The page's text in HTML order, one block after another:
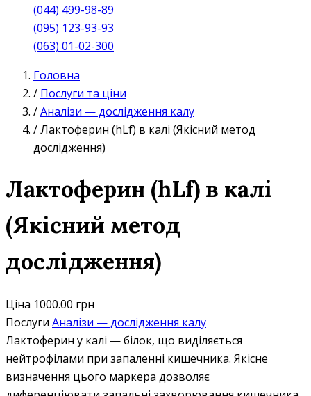
(044) 499-98-89
(095) 123-93-93
(063) 01-02-300
Головна
/ Послуги та ціни
/Аналізи — дослідження калу
/Лактоферин (hLf) в калі (Якісний метод
дослідження)
Лактоферин (hLf) в калі
(Якісний метод
дослідження)
Ціна 1000.00 грн
Послуги Аналізи — дослідження калу
Лактоферин у калі — білок, що виділяється
нейтрофілами при запаленні кишечника. Якісне
визначення цього маркера дозволяє